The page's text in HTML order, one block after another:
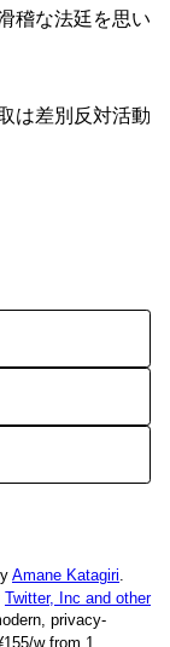
稽な法廷を思い
は差別反対活動
Amane Katagiri.
Twitter, Inc and other
privacy-
w from 1